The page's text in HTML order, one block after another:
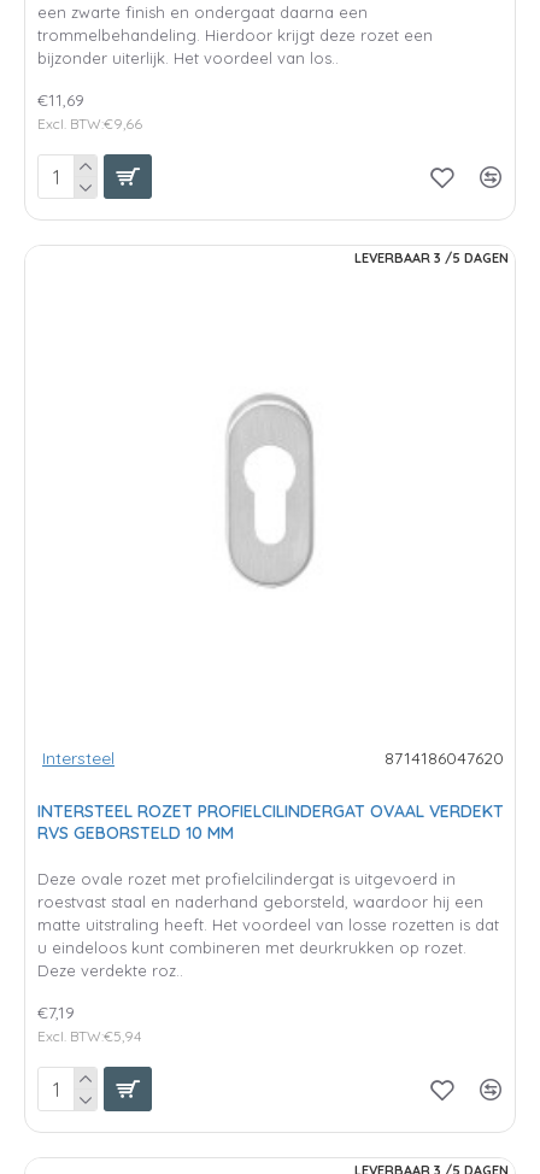
een zwarte finish en ondergaat daarna een
trommelbehandeling. Hierdoor krijgt deze rozet een
bijzonder uiterlijk. Het voordeel van los..
€11,69
Excl. BTW:€9,66
LEVERBAAR 3 /5 DAGEN
Intersteel 8714186047620
INTERSTEEL ROZET PROFIELCILINDERGAT OVAAL VERDEKT
RVS GEBORSTELD 10 MM
Deze ovale rozet met profielcilindergat is uitgevoerd in
roestvast staal en naderhand geborsteld, waardoor hij een
matte uitstraling heeft. Het voordeel van losse rozetten is dat
u eindeloos kunt combineren met deurkrukken op rozet.
Deze verdekte roz..
€7,19
Excl. BTW:€5,94
LEVERBAAR 3 /5 DAGEN